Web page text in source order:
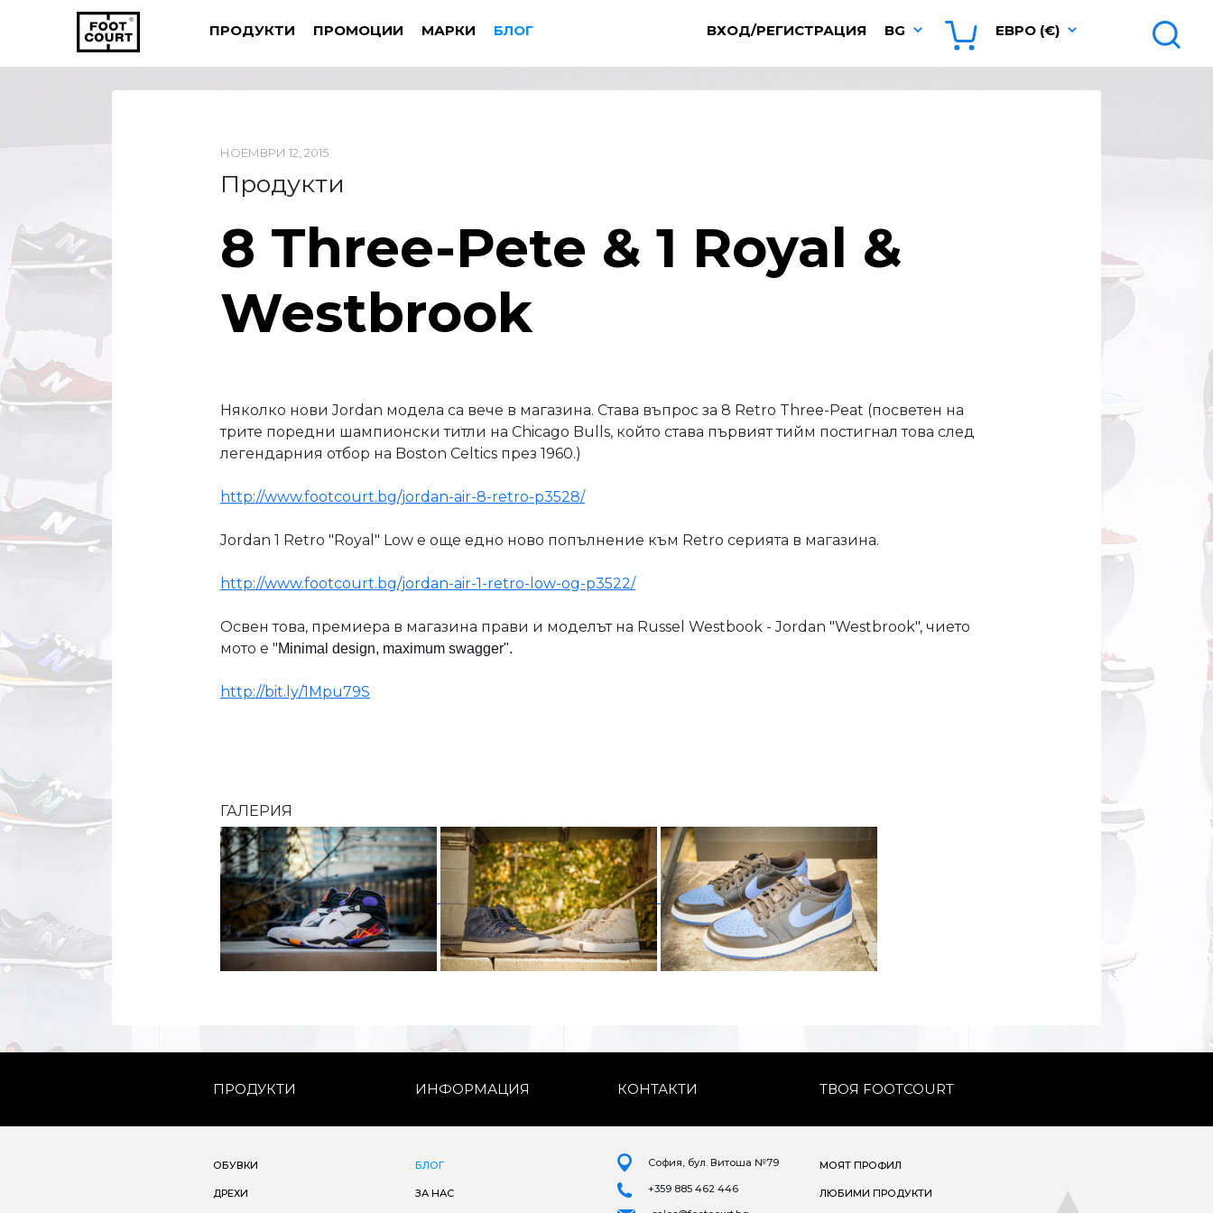
ПРОДУКТИ ПРОМОЦИИ МАРКИ БЛОГ ВХОД/РЕГИСТРАЦИЯ BG ЕВРО (€)
НОЕМВРИ 12, 2015
Продукти
8 Three-Pete & 1 Royal &
Westbrook
Няколко нови Jordan модела са вече в магазина. Става въпрос за 8 Retro Three-Peat (посветен на
трите поредни шампионски титли на Chicago Bulls, който става първият тийм постигнал това след
легендарния отбор на Boston Celtics през 1960.)
http://www.footcourt.bg/jordan-air-8-retro-p3528/
Jordan 1 Retro "Royal" Low е още едно ново попълнение към Retro серията в магазина.
http://www.footcourt.bg/jordan-air-1-retro-low-og-p3522/
Освен това, премиера в магазина прави и моделът на Russel Westbook - Jordan "Westbrook", чието
мото е "Minimal design, maximum swagger".
http://bit.ly/1Mpu79S
ГАЛЕРИЯ
ПРОДУКТИ ИНФОРМАЦИЯ КОНТАКТИ ТВОЯ FOOTCOURT
ОБУВКИ
ДРЕХИ
БЛОГ
ЗА НАС
София, бул. Витоша №79
+359 885 462 446
МОЯТ ПРОФИЛ
ЛЮБИМИ ПРОДУКТИ